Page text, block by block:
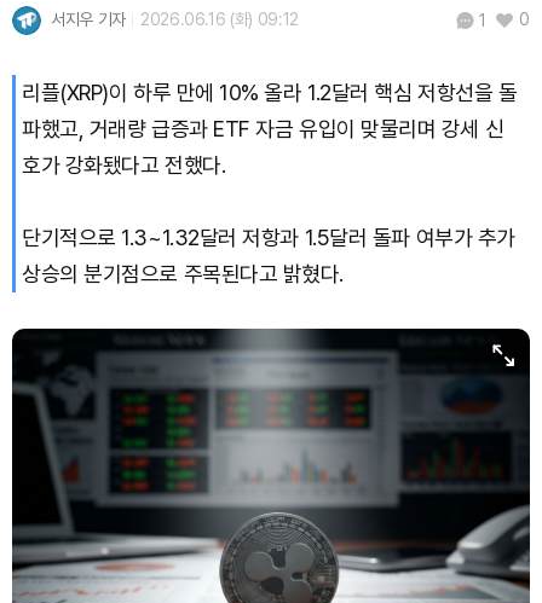
서지우 기자 2026.06.16 (화) 09:12 1 0
리플(XRP)이 하루 만에 10% 올라 1.2달러 핵심 저항선을 돌
파했고, 거래량 급증과 ETF 자금 유입이 맞물리며 강세 신
호가 강화됐다고 전했다.
단기적으로 1.3~1.32달러 저항과 1.5달러 돌파 여부가 추가
상승의 분기점으로 주목된다고 밝혔다.